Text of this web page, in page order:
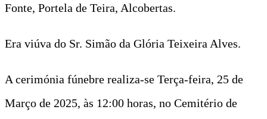
Fonte, Portela de Teira, Alcobertas.
Era viúva do Sr. Simão da Glória Teixeira Alves.
A cerimónia fúnebre realiza-se Terça-feira, 25 de
Março de 2025, às 12:00 horas, no Cemitério de